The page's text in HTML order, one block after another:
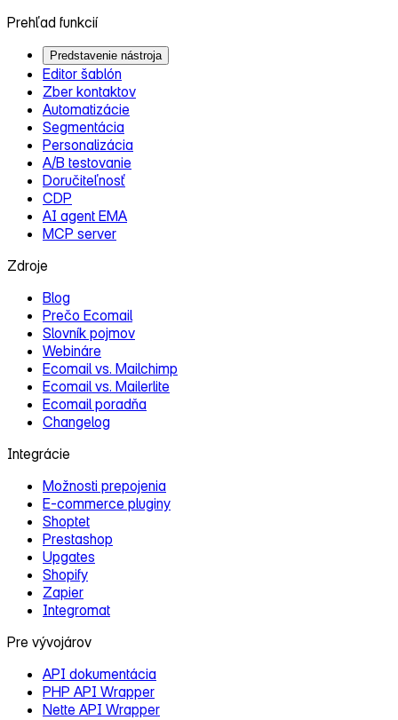
Prehľad funkcií
Predstavenie nástroja
Editor šablón
Zber kontaktov
Automatizácie
Segmentácia
Personalizácia
A/B testovanie
Doručiteľnosť
CDP
AI agent EMA
MCP server
Zdroje
Blog
Prečo Ecomail
Slovník pojmov
Webináre
Ecomail vs. Mailchimp
Ecomail vs. Mailerlite
Ecomail poradňa
Changelog
Integrácie
Možnosti prepojenia
E‑commerce pluginy
Shoptet
Prestashop
Upgates
Shopify
Zapier
Integromat
Pre vývojárov
API dokumentácia
PHP API Wrapper
Nette API Wrapper